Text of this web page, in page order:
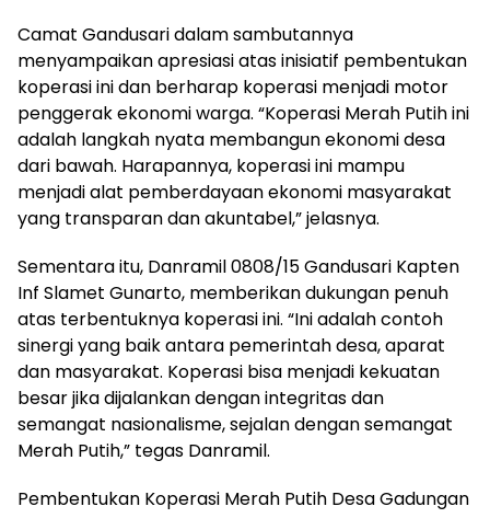
Camat Gandusari dalam sambutannya
menyampaikan apresiasi atas inisiatif pembentukan
koperasi ini dan berharap koperasi menjadi motor
penggerak ekonomi warga. “Koperasi Merah Putih ini
adalah langkah nyata membangun ekonomi desa
dari bawah. Harapannya, koperasi ini mampu
menjadi alat pemberdayaan ekonomi masyarakat
yang transparan dan akuntabel,” jelasnya.
Sementara itu, Danramil 0808/15 Gandusari Kapten
Inf Slamet Gunarto, memberikan dukungan penuh
atas terbentuknya koperasi ini. “Ini adalah contoh
sinergi yang baik antara pemerintah desa, aparat
dan masyarakat. Koperasi bisa menjadi kekuatan
besar jika dijalankan dengan integritas dan
semangat nasionalisme, sejalan dengan semangat
Merah Putih,” tegas Danramil.
Pembentukan Koperasi Merah Putih Desa Gadungan